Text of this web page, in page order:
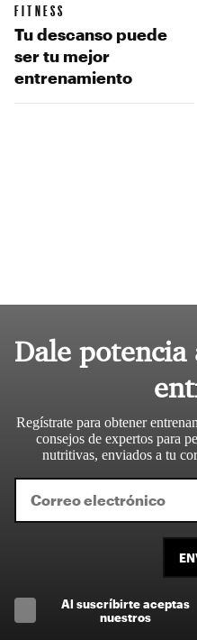
FITNESS
Tu descanso puede
ser tu mejor
entrenamiento
Dale
Regístrate para obtener
consejos de expertos para
nutritivas, enviados a tu
Al suscríbirte aceptas
nuestros